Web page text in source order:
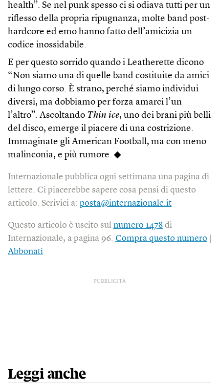
health”. Se nel punk spesso ci si odiava tutti per un
riflesso della propria ripugnanza, molte band post-
hardcore ed emo hanno fatto dell’amicizia un
codice inossidabile.
E per questo sorrido quando i Leatherette dicono
“Non siamo una di quelle band costituite da amici
di lungo corso. È strano, perché siamo individui
diversi, ma dobbiamo per forza amarci l’un
l’altro”. Ascoltando Thin ice, uno dei brani più belli
del disco, emerge il piacere di una costrizione.
Immaginate gli American Football, ma con meno
malinconia, e più rumore. ◆
Internazionale pubblica ogni settimana una pagina di
lettere. Ci piacerebbe sapere cosa pensi di questo
articolo. Scrivici a: posta@internazionale.it
Questo articolo è uscito sul numero 1478 di
Internazionale, a pagina 96. Compra questo numero
Abbonati
PUBBLICITÀ
Leggi anche